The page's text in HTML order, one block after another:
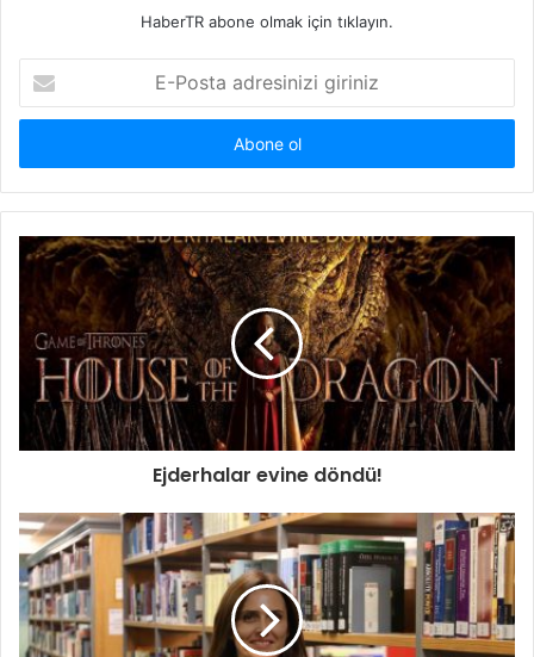
HaberTR abone olmak için tıklayın.
Posta
adresinizi
Ejderhalar evine döndü!